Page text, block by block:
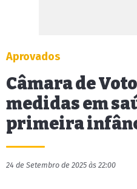
Aprovados
Câmara de
medidas em
primeira
24 de Setembro de 2025 às 22:00